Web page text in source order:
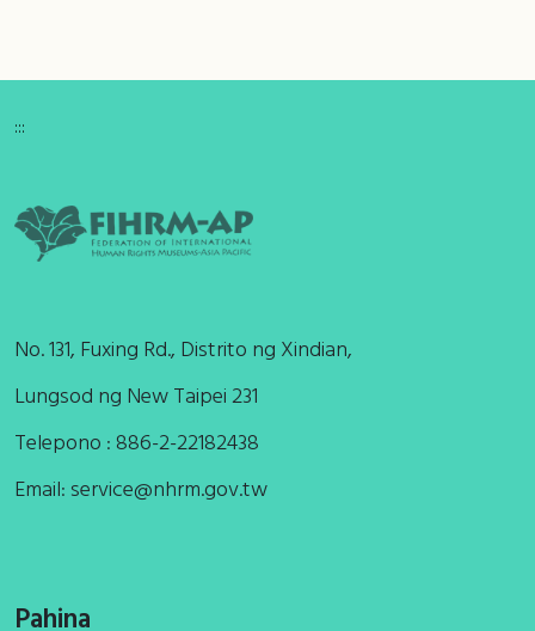
:::
No. 131, Fuxing Rd., Distrito ng Xindian,
Lungsod ng New Taipei 231
Telepono : 886-2-22182438
Email: service@nhrm.gov.tw
Pahina